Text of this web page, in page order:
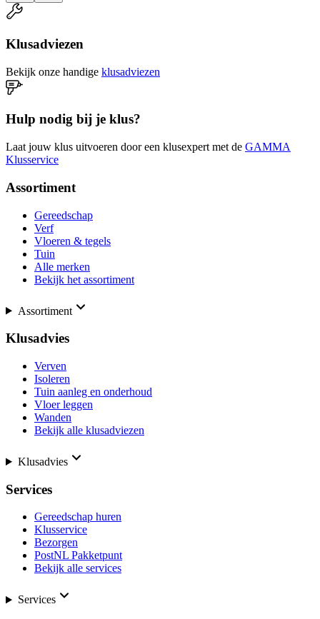
Klusadviezen
Bekijk onze handige klusadviezen
Hulp nodig bij je klus?
Laat jouw klus uitvoeren door een klusexpert met de GAMMA
Klusservice
Assortiment
Gereedschap
Verf
Vloeren & tegels
Tuin
Alle merken
Bekijk het assortiment
Assortiment
Klusadvies
Verven
Isoleren
Tuin aanleg en onderhoud
Vloer leggen
Wanden
Bekijk alle klusadviezen
Klusadvies
Services
Gereedschap huren
Klusservice
Bezorgen
PostNL Pakketpunt
Bekijk alle services
Services